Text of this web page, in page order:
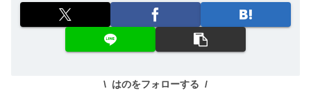
はのをフォローする